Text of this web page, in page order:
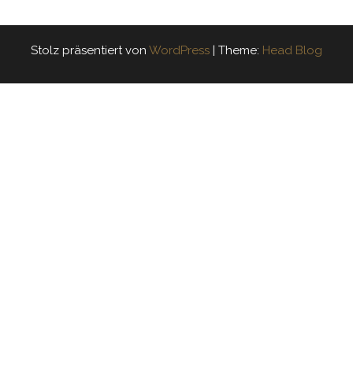
Stolz präsentiert von WordPress | Theme: Head Blog